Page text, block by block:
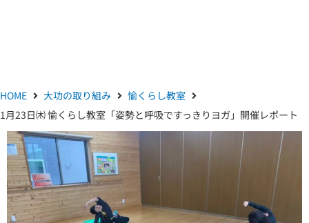
HOME 大功の取り組み
愉くらし教室
1月23日㈭ 愉くらし教室「姿勢と呼吸ですっきりヨガ」開催レポート